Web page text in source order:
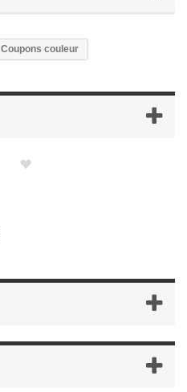
Coupons couleur